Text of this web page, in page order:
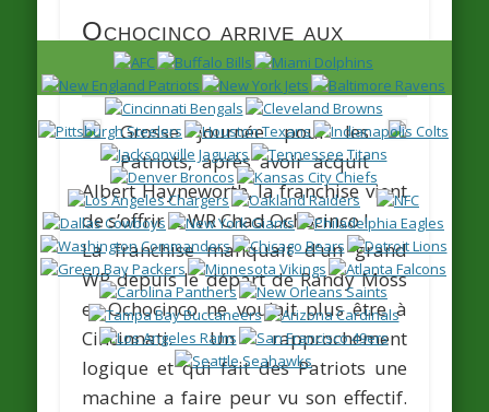
Ochocinco arrive aux
Patriots
Grosse journée pour les
Patriots, après avoir acquit
Albert Hayneworth, la franchise vient
de s’offrir le WRChad Ochocinco!
La franchise manquait d’un grand
WR depuis le départ deRandy Moss
et Ochocinco ne voulait plus être à
Cincinnati. Un rapprochement
logique et qui fait des Patriots une
machine a faire peur vu son effectif.